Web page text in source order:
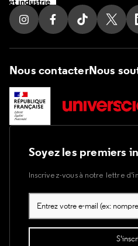
Suivez nous sur Instagram
Suivez nous sur
Suivez nous
Nous contacterNous
Soyez les premiers
Inscrivez-vous à notre lettre